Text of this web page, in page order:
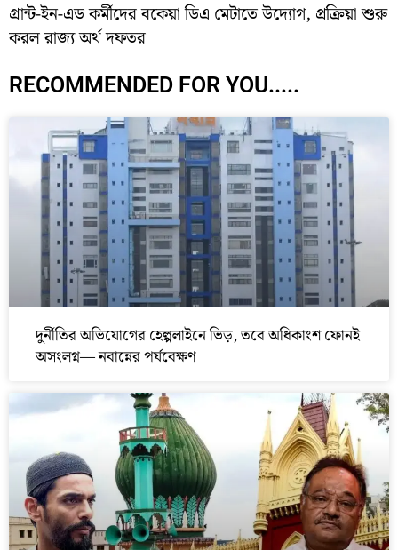
গ্রান্ট-ইন-এড কর্মীদের বকেয়া ডিএ মেটাতে উদ্যোগ, প্রক্রিয়া শুরু
করল রাজ্য অর্থ দফতর
RECOMMENDED FOR YOU.....
দুর্নীতির অভিযোগের হেল্পলাইনে ভিড়, তবে অধিকাংশ ফোনই
অসংলগ্ন— নবান্নের পর্যবেক্ষণ